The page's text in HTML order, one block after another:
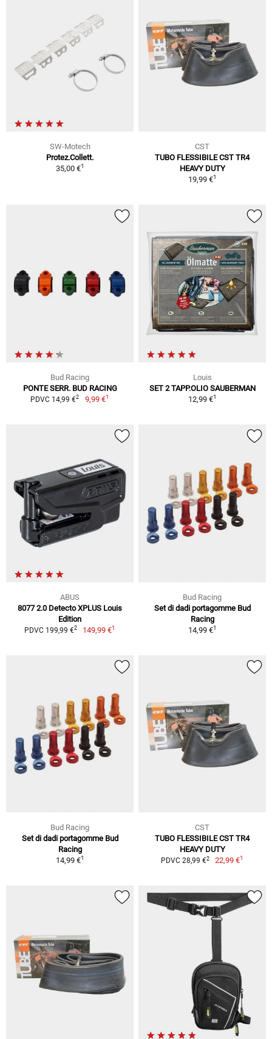
SW-Motech
Protez.Collett.
35,00 €1
CST
TUBO FLESSIBILE CST TR4
HEAVY DUTY
19,99 €1
Bud Racing
PONTE SERR. BUD RACING
PDVC 14,99 €2 9,99 €1
Louis
SET 2 TAPP.OLIO SAUBERMAN
12,99 €1
ABUS
8077 2.0 Detecto XPLUS Louis
Edition
PDVC 199,99 €2 149,99 €1
Bud Racing
Set di dadi portagomme Bud
Racing
14,99 €1
Bud Racing
Set di dadi portagomme Bud
Racing
14,99 €1
CST
TUBO FLESSIBILE CST TR4
HEAVY DUTY
PDVC 28,99 €2 22,99 €1